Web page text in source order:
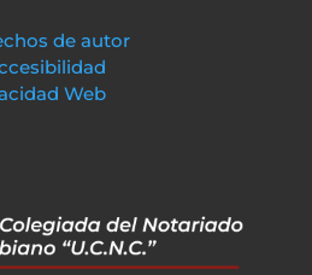
de autor
Web